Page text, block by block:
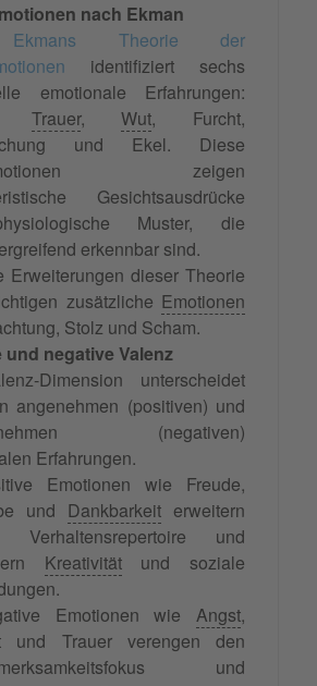
nach Ekman
Theorie der
identifiziert sechs
emotionale Erfahrungen:
Trauer,Wut, Furcht,
und Ekel. Diese
zeigen
Gesichtsausdrücke
Muster, die
erkennbar sind.
Erweiterungen dieser Theorie
zusätzliche Emotionen
Stolz und Scham.
und negative Valenz
Dimension unterscheidet
angenehmen (positiven) und
(negativen)
Erfahrungen.
Emotionen wie Freude,
und Dankbarkeit erweitern
Verhaltensrepertoire und
Kreativitätund soziale
Emotionen wie Angst,
und Trauer verengen den
und